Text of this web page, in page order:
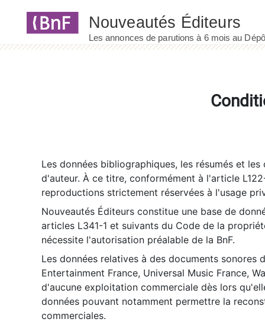
Les données bibliographiques, les résumés et
d'auteur. À ce titre, conformément à l'article
reproductions strictement réservées à l'usage
Nouveautés Éditeurs constitue une base de
articles L341-1 et suivants du Code de la
nécessite l'autorisation préalable de la BnF.
Les données relatives à des documents sonores
Entertainment France, Universal Music France,
d'aucune exploitation commerciale dès lors
données pouvant notamment permettre la
commerciales.